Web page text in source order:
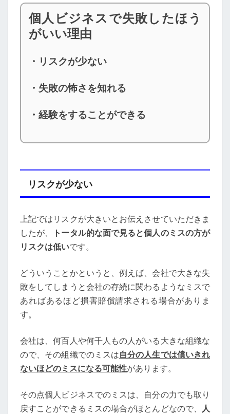
個人ビジネスで失敗したほう
がいい理由
・リスクが少ない
・失敗の怖さを知れる
・経験をすることができる
リスクが少ない
上記ではリスクが大きいとお伝えさせていただきま
したが、
トータル的な面で見ると個人のミスの方が
リスクは低いです。
どういうことかというと、例えば、会社で大きな失
敗をしてしまうと会社の存続に関わるようなミスで
あればあるほど損害賠償請求される場合がありま
す。
会社は、何百人や何千人もの人がいる大きな組織な
ので、その組織でのミスは自分の人生では償いきれ
ないほどのミスになる可能性があります。
その点個人ビジネスでのミスは、自分の力でも取り
戻すことができるミスの場合がほとんどなので、
人